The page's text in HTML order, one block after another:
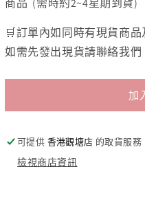
-
數
量
-
數
量
商品 (需時約2~4星期到貨)
🛒訂單內如同時有現貨商
如需先發出現貨請聯絡我們
加
可提供 香港觀塘店 的取貨服務
檢視商店資訊